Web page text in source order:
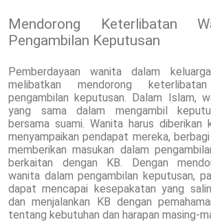
Mendorong Keterlibatan
Pengambilan Keputusan
Pemberdayaan wanita dalam
melibatkan mendorong
pengambilan keputusan. Dalam Islam,
yang sama dalam mengambil
bersama suami. Wanita harus diberikan
menyampaikan pendapat mereka,
memberikan masukan dalam
berkaitan dengan KB. Dengan
wanita dalam pengambilan keputusan,
dapat mencapai kesepakatan yang
dan menjalankan KB dengan
tentang kebutuhan dan harapan masing-